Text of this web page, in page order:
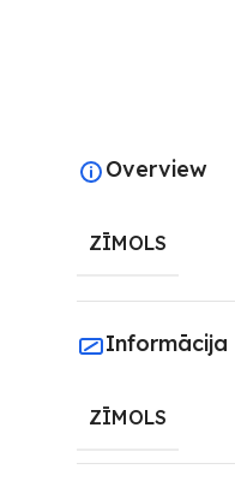
Overview
ZĪMOLS
Informācija
ZĪMOLS